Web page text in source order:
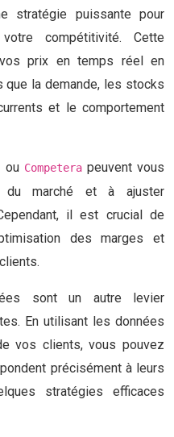
stratégie puissante pour
compétitivité. Cette
prix en temps réel en
la demande, les stocks
et le comportement
ou Competerapeuvent vous
marché et à ajuster
il est crucial de
des marges et
sont un autre levier
En utilisant les données
vos clients, vous pouvez
précisément à leurs
stratégies efficaces